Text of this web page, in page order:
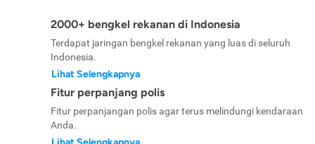
2000+ bengkel rekanan di Indonesia
Terdapat jaringan bengkel rekanan yang luas di seluruh
Indonesia.
Lihat Selengkapnya
Fitur perpanjang polis
Fitur perpanjangan polis agar terus melindungi kendaraan
Anda.